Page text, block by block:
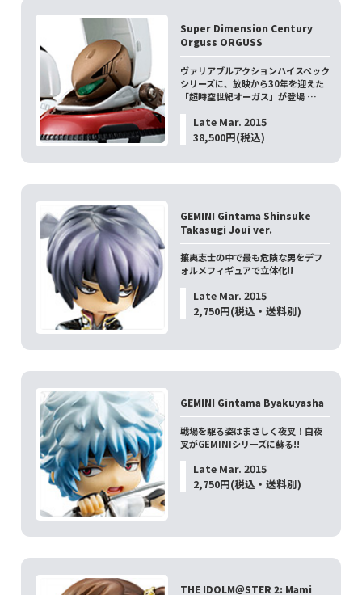
Super Dimension Century
Orguss ORGUSS
ヴァリアブルアクションハイスペック
シリーズに、放映から30年を迎えた
「超時空世紀オーガス」が登場 …
Late Mar. 2015
38,500円(税込)
GEMINI Gintama Shinsuke
Takasugi Joui ver.
攘夷志士の中で最も危険な男をデフ
ォルメフィギュアで立体化!!
Late Mar. 2015
2,750円(税込・送料別)
GEMINI Gintama Byakuyasha
戦場を駆る姿はまさしく夜叉！白夜
叉がGEMINIシリーズに蘇る!!
Late Mar. 2015
2,750円(税込・送料別)
THE IDOLM＠STER 2: Mami